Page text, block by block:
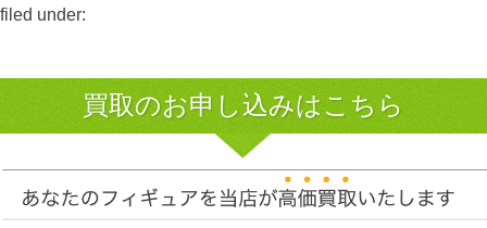
filed under:
買取のお申し込みはこちら